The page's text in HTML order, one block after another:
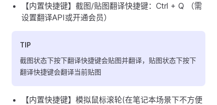
【内置快捷键】截图/贴图翻译快捷键：Ctrl + Q （需
设置翻译API或开通会员）
TIP
截图状态下按下翻译快捷键会贴图并翻译，贴图状态下按下
翻译快捷键会翻译当前贴图
【内置快捷键】模拟鼠标滚轮(在笔记本场景下不方便